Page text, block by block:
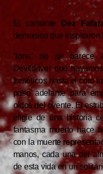
El cantante Dez
demonios que inspiraron
“Iona” no se parece
Devildriver que
frenéticos hasta el coro
paso adelante para
oídos del oyente. El
efigie de una historia
fantasma muerto hace
con la muerte
manos, cada una del
de esta vida en un